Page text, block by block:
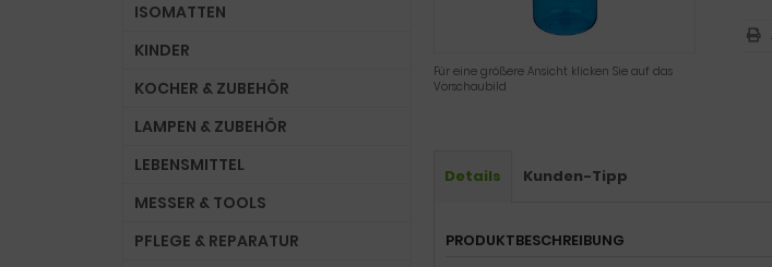
Für eine größere Ansicht klicken Sie auf das
Vorschaubild
Details Kunden-Tipp
PRODUKTBESCHREIBUNG
ISOMATTEN
KINDER
KOCHER & ZUBEHÖR
LAMPEN & ZUBEHÖR
LEBENSMITTEL
MESSER & TOOLS
PFLEGE & REPARATUR